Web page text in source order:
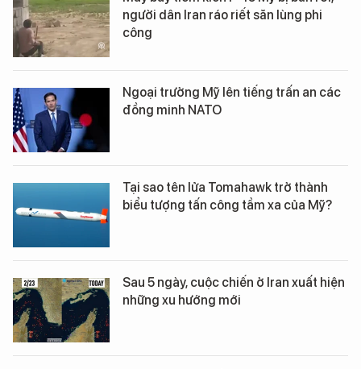
người dân Iran ráo riết săn lùng phi
công
Ngoại trưởng Mỹ lên tiếng trấn an các
đồng minh NATO
Tại sao tên lửa Tomahawk trở thành
biểu tượng tấn công tầm xa của Mỹ?
Sau 5 ngày, cuộc chiến ở Iran xuất hiện
những xu hướng mới